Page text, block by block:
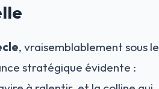
, vraisemblablement sous le
stratégique évidente :